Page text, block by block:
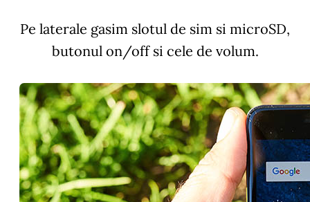
Pe laterale gasim slotul de sim si microSD,
butonul on/off si cele de volum.